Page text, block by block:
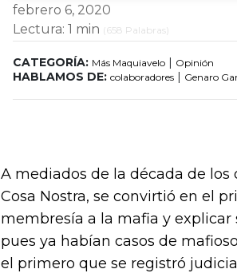
febrero 6, 2020
Lectura: 1 min ( 658 Palabras)
CATEGORÍA: Más Maquiavelo | Opinión
HABLAMOS DE: colaboradores | Genaro
A mediados de la década de los
Cosa Nostra, se convirtió en el
membresía a la mafia y
pues ya habían casos de
el primero que se registró